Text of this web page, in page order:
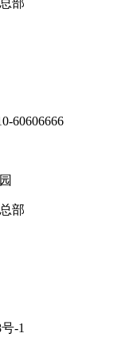
60606666
部
-1